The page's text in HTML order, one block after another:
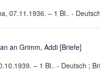
07.11.1936. – 1 Bl.. -
an Grimm, Addi [Briefe]
– 1 Bl.. - Deutsch ;